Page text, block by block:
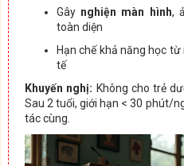
Gây nghiện màn hình,
toàn diện
Hạn chế khả năng học
tế
Khuyến nghị: Không cho trẻ
Sau 2 tuổi, giới hạn < 30 phút/
tác cùng.